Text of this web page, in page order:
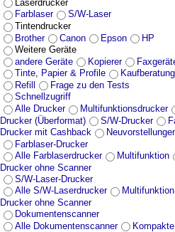
Laserdrucker
Farblaser
S/W-Laser
Tintendrucker
Brother
Canon Epson
HP
Weitere Geräte
andere Geräte
Kopierer
Tinte, Papier & Profile
Kaufberatung
Refill
Frage zu den Tests
Schnellzugriff
Alle Drucker
Multifunktionsdrucker
Drucker (Überformat)
S/W-Drucker
Drucker mit Cashback
Farblaser-Drucker
Alle Farblaserdrucker
Multifunktion
Drucker ohne Scanner
S/W-Laser-Drucker
Alle S/W-Laserdrucker
Multifunktion
Drucker ohne Scanner
Dokumentenscanner
Alle Dokumentenscanner